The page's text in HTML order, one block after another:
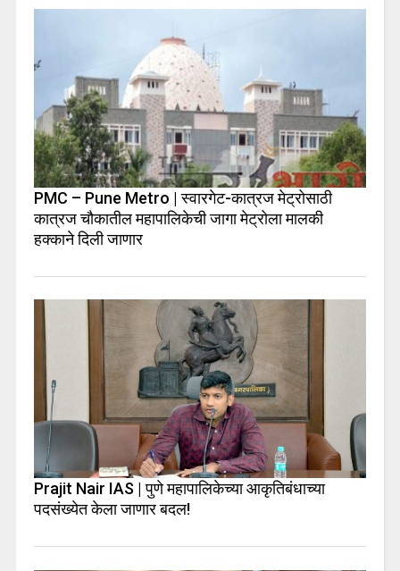
PMC – Pune Metro | स्वारगेट-कात्रज मेट्रोसाठी
कात्रज चौकातील महापालिकेची जागा मेट्रोला मालकी
हक्काने दिली जाणार
Prajit Nair IAS | पुणे महापालिकेच्या आकृतिबंधाच्या
पदसंख्येत केला जाणार बदल!